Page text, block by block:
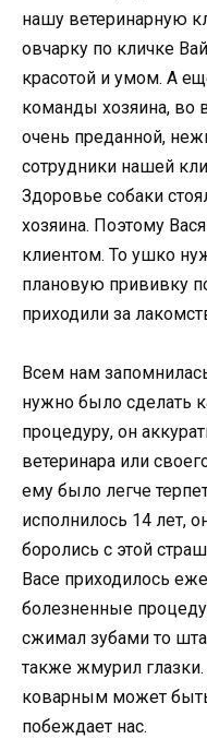
нашу ветеринарную
овчарку по кличке
красотой и умом. А
команды хозяина, во
очень преданной,
сотрудники нашей
Здоровье собаки
хозяина. Поэтому
клиентом. То ушко
плановую прививку
приходили за
Всем нам
нужно было сделать
процедуру, он
ветеринара или
ему было легче
исполнилось 14 лет,
боролись с этой
Васе приходилось
болезненные
сжимал зубами то
также жмурил
коварным может
побеждает нас.